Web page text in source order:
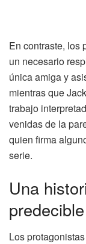
En contraste, los
un necesario
única amiga y
mientras que
trabajo
venidas de la
quien firma
serie.
Una
predecible
Los